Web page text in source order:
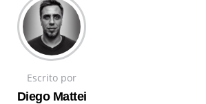
Escrito por
Diego Mattei